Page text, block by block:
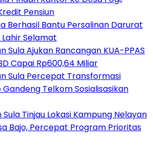
Pensiun
Berhasil Bantu Persalinan Darurat
Selamat
Sula Ajukan Rancangan KUA-PPAS
Capai Rp600,64 Miliar
Sula Percepat Transformasi
Telkom Sosialisasikan
Tinjau Lokasi Kampung Nelayan
Bajo, Percepat Program Prioritas